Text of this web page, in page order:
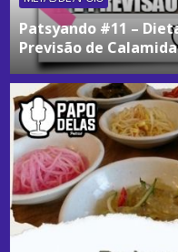
Patsyando #11 –
Previsão de